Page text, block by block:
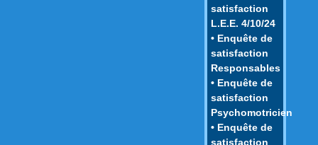
satisfaction
L.E.E. 4/10/24
• Enquête de
satisfaction
Responsables
• Enquête de
satisfaction
Psychomotricien
• Enquête de
satisfaction